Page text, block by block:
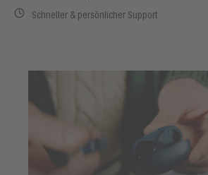
Schneller & persönlicher Support